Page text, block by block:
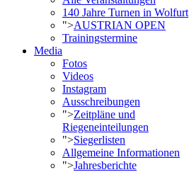
140 Jahre Turnen in Wolfurt
">AUSTRIAN OPEN
Trainingstermine
Media
Fotos
Videos
Instagram
Ausschreibungen
">Zeitpläne und
Riegeneinteilungen
">Siegerlisten
Allgemeine Informationen
">Jahresberichte